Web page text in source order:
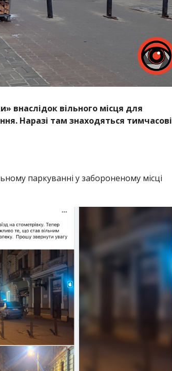
внаслідок вільного місця для
Наразі там знаходяться тимчасові
паркуванні у забороненому місці